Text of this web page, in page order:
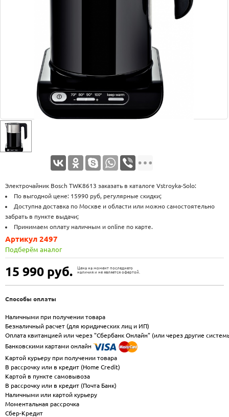
Электрочайник Bosch TWK8613 заказать в каталоге Vstroyka-Solo:
По выгодной цене: 15990 руб, регулярные скидки;
Доступна доставка по Москве и области или можно самостоятельно
забрать в пункте выдачи;
Принимаем оплату наличным и online по карте.
15 990 руб.
Цена на момент последнего
наличия и не является офертой.
Артикул 2497
Подберём аналог
Способы оплаты
Наличными при получении товара
Безналичный расчет (для юридических лиц и ИП)
Оплата квитанцией или через "Сбербанк Онлайн" (или через другие
Банковскими картами онлайн
Картой курьеру при получении товара
В рассрочку или в кредит (Home Credit)
Картой в пункте самовывоза
В рассрочку или в кредит (Почта Банк)
Наличными или картой курьеру
Моментальная рассрочка
Сбер-Кредит